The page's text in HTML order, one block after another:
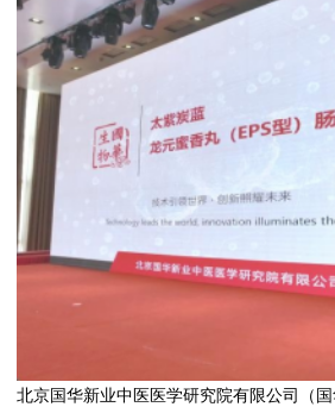
北京国华新业中医医学研究院有限公司（